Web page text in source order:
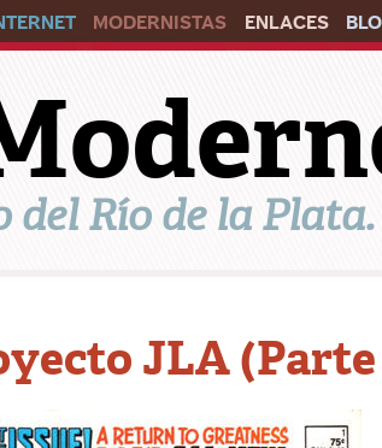
MODERNISTAS ENLACES
Río de la Plata.
JLA (Parte